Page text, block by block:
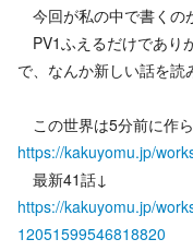
今回が私の中で書くの
PV1ふえるだけであ
で、なんか新しい話を読
この世界は5分前に作
https://kakuyomu.jp/
最新41話↓
https://kakuyomu.jp/
12051599546818820